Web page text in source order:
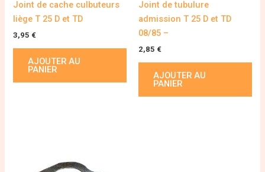
Joint de cache culbuteurs
liège T 25 D et TD
3,95 €
AJOUTER AU
PANIER
Joint de tubulure
admission T 25 D et TD
08/85 –
2,85 €
AJOUTER AU
PANIER